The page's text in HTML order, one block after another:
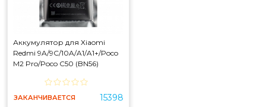
Аккумулятор для Xiaomi
Redmi 9A/9C/10A/A1/A1+/Poco
M2 Pro/Poco C50 (BN56)
ЗАКАНЧИВАЕТСЯ 15398